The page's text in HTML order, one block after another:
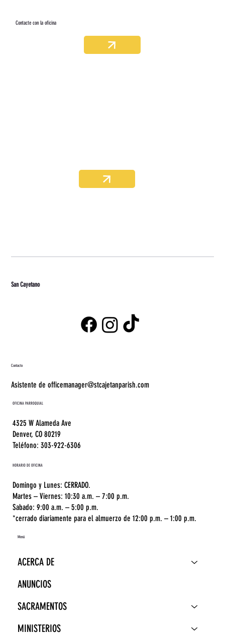
Contacte con la oficina
San Cayetano
Menú
ACERCA DE
ANUNCIOS
SACRAMENTOS
MINISTERIOS
OFICINA PARROQUIAL
4325 W Alameda Ave
Denver, CO 80219
Teléfono: 303-922-6306
HORARIO DE OFICINA
Domingo y Lunes: CERRADO.
Martes – Viernes: 10:30 a.m. – 7:00 p.m.
Sabado: 9:00 a.m. – 5:00 p.m.
*cerrado diariamente para el almuerzo de 12:00 p.m. – 1:00 p.m.
Contacto
Asistente de officemanager@stcajetanparish.com